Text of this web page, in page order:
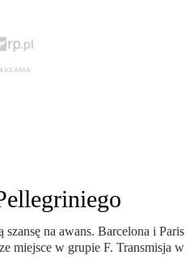
na awans. Barcelona i Paris
miejsce w grupie F. Transmisja w